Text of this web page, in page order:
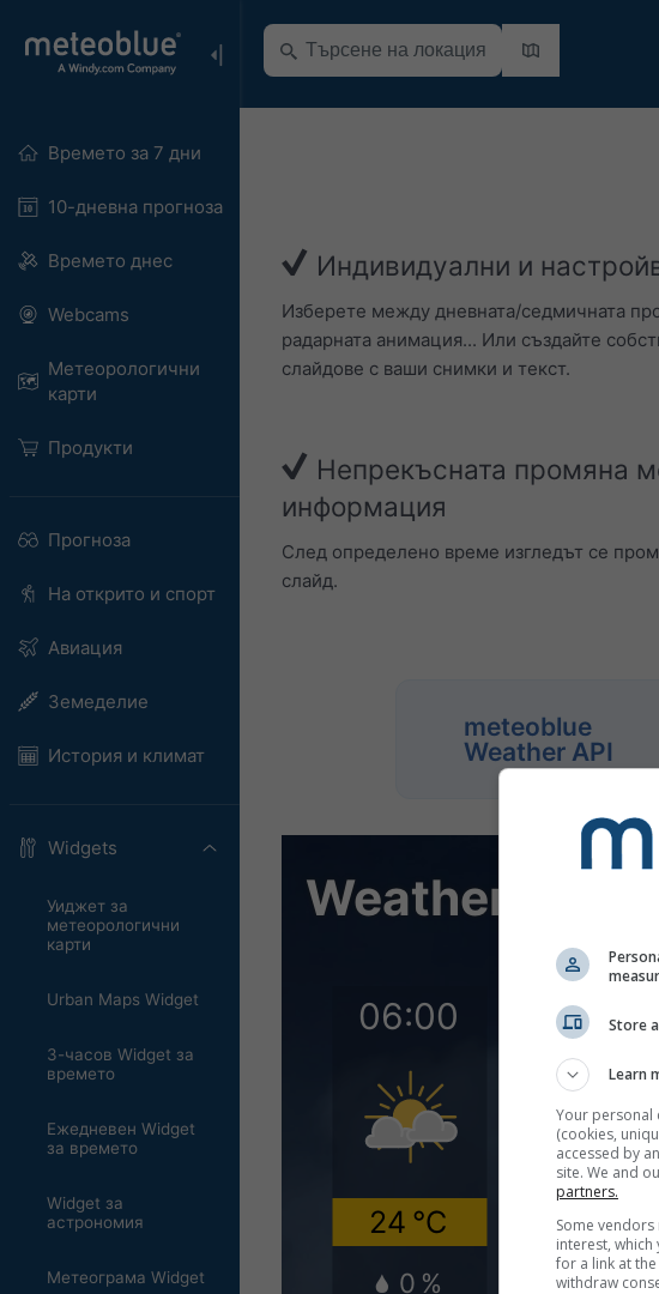
Времето за 7 дни
10-дневна прогноза
Времето днес
Webcams
Метеорологични
карти
Продукти
Прогноза
На открито и спорт
Авиация
Земеделие
История и климат
Widgets
Уиджет за
метеорологични
карти
Urban Maps Widget
3-часов Widget за
времето
Ежедневен Widget
за времето
Widget за
астрономия
Метеограма Widget
Индивидуални и
Изберете между дневната/седмичната
радарната анимация... Или създайте
слайдове с ваши снимки и текст.
Непрекъсната промяна
информация
След определено време изгледът се
слайд.
meteoblue
Weather API
Store
Learn
Your personal
(cookies,
accessed by
site. We and
partners.
Some
interest,
for a link at
withdraw